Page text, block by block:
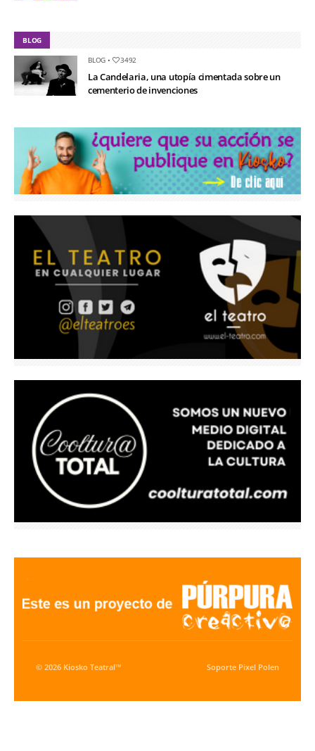
BLOG
BLOG • 3492
La Candelaria, una utopía cimentada sobre un
cementerio de invenciones
© 2026 Kiosko Teatral™ Soporte Pixel Polen